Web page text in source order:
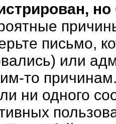
письмо,
или
то
ни одного